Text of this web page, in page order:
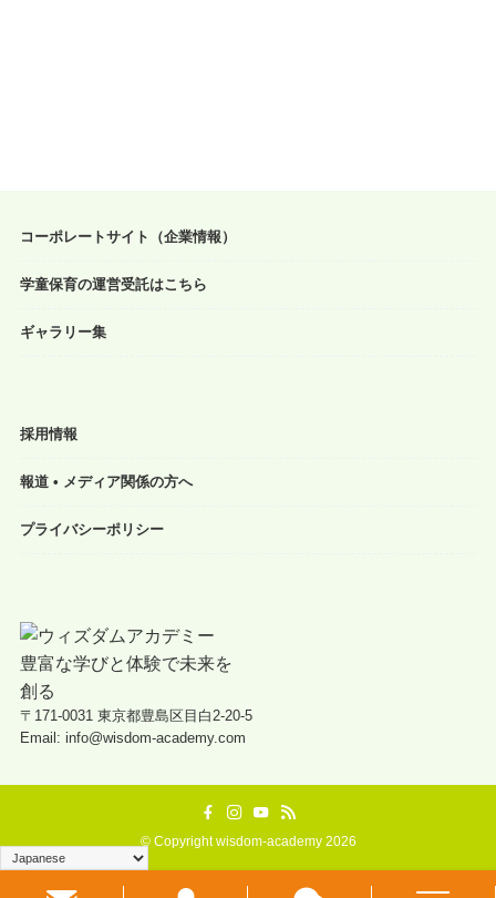
コーポレートサイト（企業情報）
学童保育の運営受託はこちら
ギャラリー集
採用情報
報道 • メディア関係の方へ
プライバシーポリシー
〒171-0031 東京都豊島区目白2-20-5
Email: info@wisdom-academy.com
©Copyright wisdom-academy 2026